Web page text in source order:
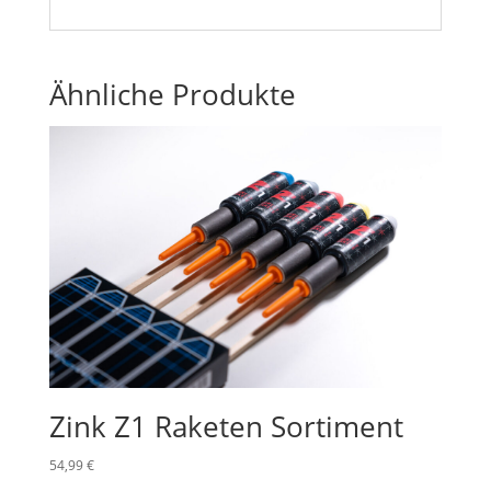
Ähnliche Produkte
Zink Z1 Raketen Sortiment
54,99€